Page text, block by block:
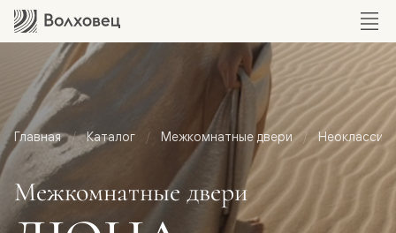
Главная Каталог Межкомнатные двери Неоклассика
Межкомнатные двери